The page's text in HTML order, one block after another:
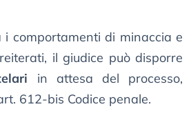
i comportamenti di minaccia e
il giudice può disporre
in attesa del processo,
612-bis Codice penale.